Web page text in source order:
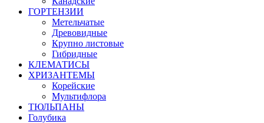
ГОРТЕНЗИИ
Метельчатые
Древовидные
Крупно листовые
Гибридные
КЛЕМАТИСЫ
ХРИЗАНТЕМЫ
Корейские
Мультифлора
ТЮЛЬПАНЫ
Голубика